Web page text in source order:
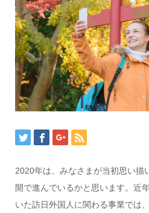
2020年は、みなさまが当初思い描
開で進んでいるかと思います。近
いた訪日外国人に関わる事業では